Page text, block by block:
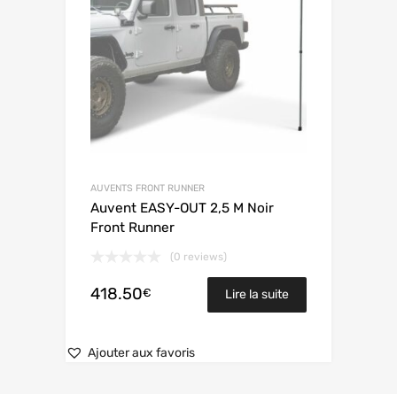
AUVENTS FRONT RUNNER
Auvent EASY-OUT 2,5 M Noir
Front Runner
(0 reviews)
418.50€ Lire la suite
Ajouter aux favoris